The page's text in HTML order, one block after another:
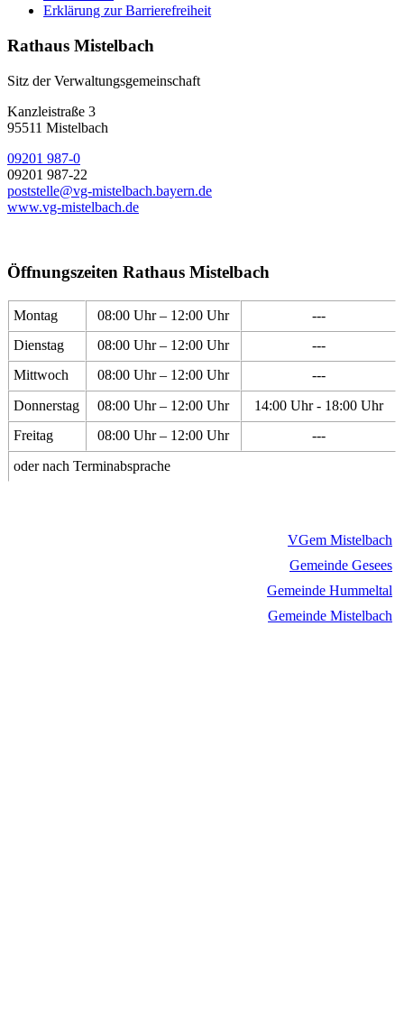
Erklärung zur Barrierefreiheit
Rathaus Mistelbach
Sitz der Verwaltungsgemeinschaft
Kanzleistraße 3
95511 Mistelbach
09201 987-0
09201 987-22
poststelle@vg-mistelbach.bayern.de
www.vg-mistelbach.de
Öffnungszeiten Rathaus Mistelbach
Montag 08:00 Uhr – 12:00 Uhr
---
Dienstag
08:00 Uhr – 12:00 Uhr
---
Mittwoch
08:00 Uhr – 12:00 Uhr
---
Donnerstag
08:00 Uhr – 12:00 Uhr
14:00 Uhr - 18:00 Uhr
Freitag
08:00 Uhr – 12:00 Uhr
---
oder nach Terminabsprache
VGem Mistelbach
Gemeinde Gesees
Gemeinde Hummeltal
Gemeinde Mistelbach